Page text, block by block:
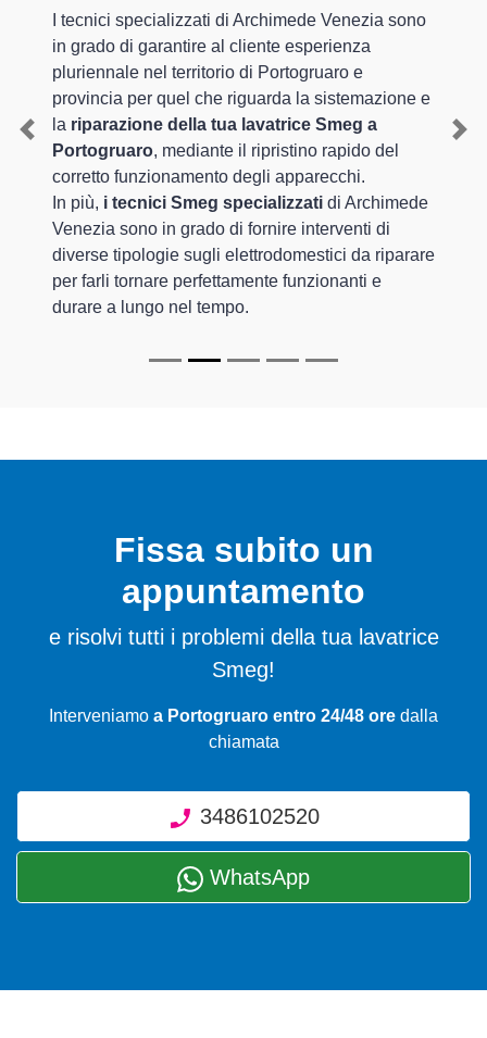
I tecnici specializzati di Archimede Venezia sono
in grado di garantire al cliente esperienza
pluriennale nel territorio di Portogruaro e
provincia per quel che riguarda la sistemazione e
la riparazione della tua lavatrice Smeg a
Portogruaro, mediante il ripristino rapido del
corretto funzionamento degli apparecchi.
In più, i tecnici Smeg specializzati di Archimede
Venezia sono in grado di fornire interventi di
diverse tipologie sugli elettrodomestici da riparare
per farli tornare perfettamente funzionanti e
durare a lungo nel tempo.
Previous
Fissa subito un
appuntamento
e risolvi tutti i problemi della tua lavatrice
Smeg!
Interveniamo a Portogruaro entro 24/48 ore dalla
chiamata
3486102520
WhatsApp